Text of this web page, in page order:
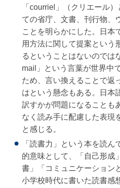
「courriel」（クリエール
ての省庁、文書、刊行物、
ことを明らかにした。日本
用方法に関して提案という
るということはないのでは
mail」という言葉が世界中
ため、言い換えることで返
はという懸念もある。日本
訳すかが問題になることも
なく読み手に配慮した表現
と感じる。
「読書力」という本を読
的意味として、「自己形成
書」「コミュニケーション
小学校時代に書いた読書感